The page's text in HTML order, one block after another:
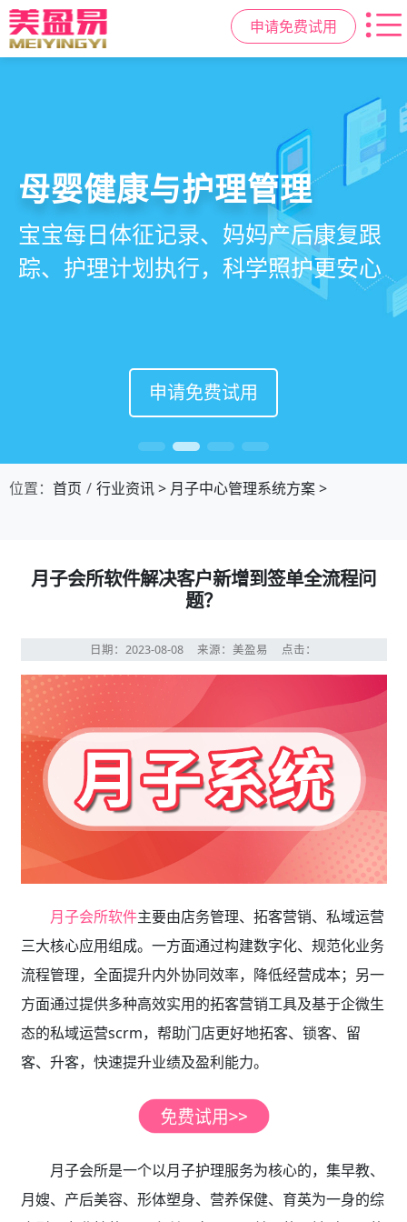
申请免费试用
智慧月子中心管理系统
一站式解决月子中心入住、护理、
餐饮、会员、财务、营销全流程管
理
申请免费试用
母婴健康与护理管理
宝宝每日体征记录、妈妈产后康复跟
踪、护理计划执行，科学照护更安心
申请免费试用
房态与预约管理
在线选房、预约入住、智能排房、资
源调度，提升入住率与客户满意度
申请免费试用
会员营销与智能锁客
会员积分、套餐定制、精准营销、客
户关怀，提升复购与转介绍
申请免费试用
位置： 首页 行业资讯> 月子中心管理系统方案>
月子会所软件解决客户新增到签单全流程问
题？
日期：2023-08-08 来源：美盈易 点击：
月子会所软件主要由店务管理、拓客营销、私域运营
三大核心应用组成。一方面通过构建数字化、规范化业务
流程管理，全面提升内外协同效率，降低经营成本；另一
方面通过提供多种高效实用的拓客营销工具及基于企微生
态的私域运营scrm，帮助门店更好地拓客、锁客、留
客、升客，快速提升业绩及盈利能力。
月子会所是一个以月子护理服务为核心的，集早教、
月嫂、产后美容、形体塑身、营养保健、育英为一身的综